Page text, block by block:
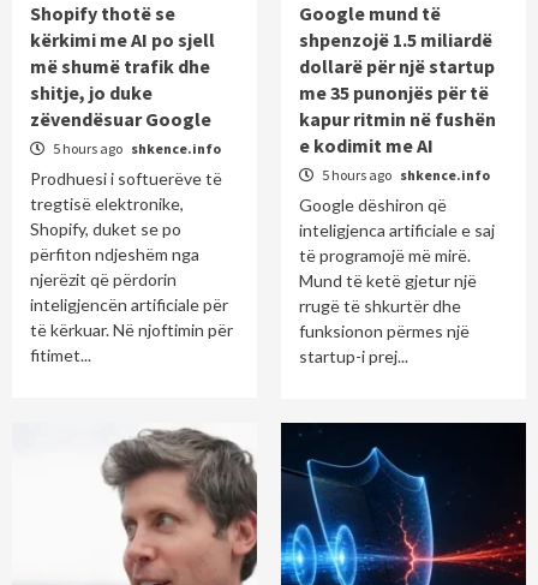
Shopify thotë se
kërkimi me AI po sjell
më shumë trafik dhe
shitje, jo duke
zëvendësuar Google
5 hours ago shkence.info
Prodhuesi i softuerëve të
tregtisë elektronike,
Shopify, duket se po
përfiton ndjeshëm nga
njerëzit që përdorin
inteligjencën artificiale për
të kërkuar. Në njoftimin për
fitimet...
Google mund të
shpenzojë 1.5 miliardë
dollarë për një startup
me 35 punonjës për të
kapur ritmin në fushën
e kodimit me AI
5 hours ago shkence.info
Google dëshiron që
inteligjenca artificiale e saj
të programojë më mirë.
Mund të ketë gjetur një
rrugë të shkurtër dhe
funksionon përmes një
startup-i prej...